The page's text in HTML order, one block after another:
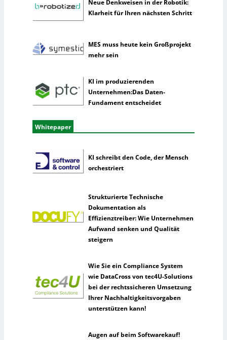
e
n
Neue Denkweisen in der Robotik:
Klarheit für Ihren nächsten Schritt
MES muss heute kein Großprojekt
mehr sein
KI im produzierenden
Unternehmen:Das Daten-
Fundament entscheidet
Whitepaper
KI schreibt den Code, der Mensch
orchestriert
Strukturierte Technische
Dokumentation als
Effizienztreiber: Wie Unternehmen
Aufwand senken und Qualität
steigern
Wie Sie ein Compliance System
wie DataCross von tec4U-Solutions
bei der rechtssicheren Umsetzung
Ihrer Nachhaltigkeitsvorgaben
unterstützen kann!
Augen auf beim Softwarekauf!